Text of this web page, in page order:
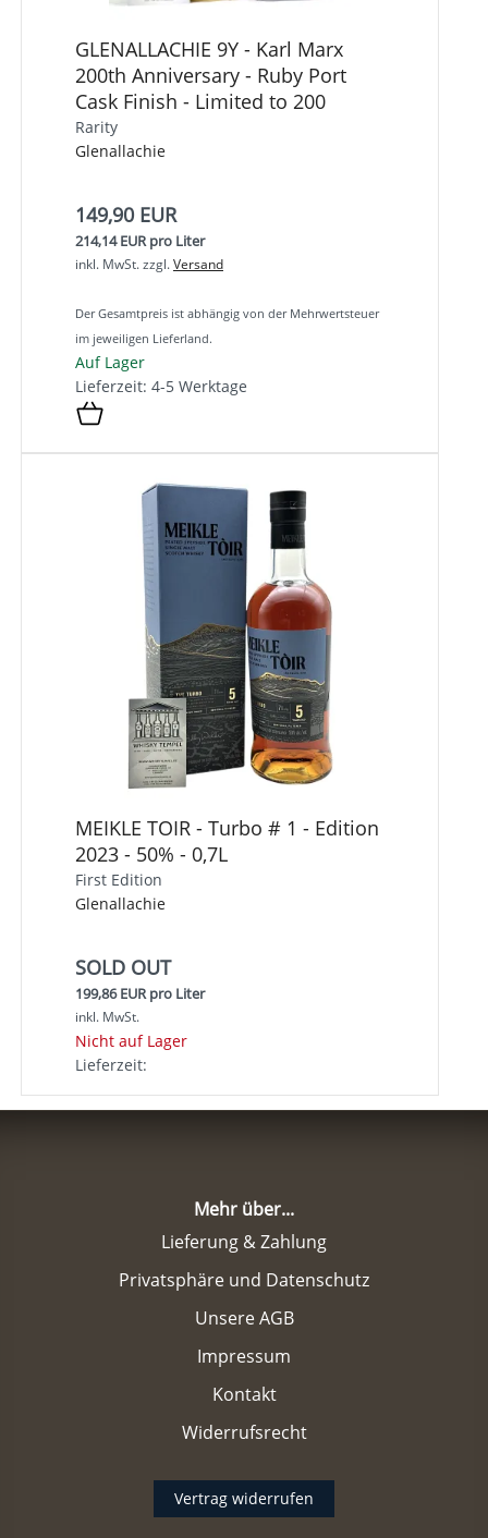
GLENALLACHIE 9Y - Karl Marx
200th Anniversary - Ruby Port
Cask Finish - Limited to 200
Rarity
Glenallachie
149,90 EUR
214,14 EUR pro Liter
inkl. MwSt.zzgl.Versand
Der Gesamtpreis ist abhängig von der Mehrwertsteuer
im jeweiligen Lieferland.
Auf Lager
Lieferzeit: 4-5 Werktage
MEIKLE TOIR - Turbo # 1 - Edition
2023 - 50% - 0,7L
First Edition
Glenallachie
SOLD OUT
199,86 EUR pro Liter
inkl. MwSt.
Nicht auf Lager
Lieferzeit:
Mehr über...
Lieferung & Zahlung
Privatsphäre und Datenschutz
Unsere AGB
Impressum
Kontakt
Widerrufsrecht
Vertrag widerrufen